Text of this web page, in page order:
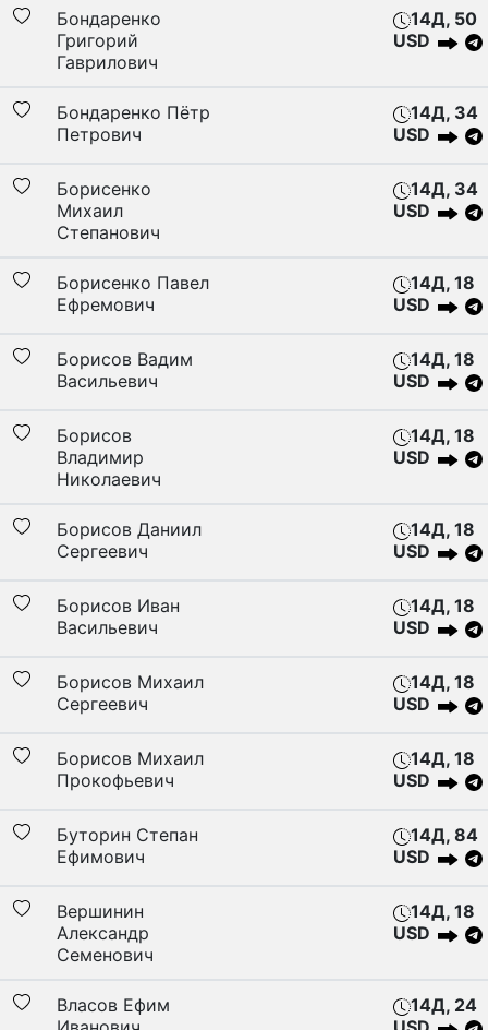
Бондаренко
Григорий
Гаврилович
14Д, 50
USD
Бондаренко Пётр
Петрович
14Д, 34
USD
Борисенко
Михаил
Степанович
14Д, 34
USD
Борисенко Павел
Ефремович
14Д, 18
USD
Борисов Вадим
Васильевич
14Д, 18
USD
Борисов
Владимир
Николаевич
14Д, 18
USD
Борисов Даниил
Сергеевич
14Д, 18
USD
Борисов Иван
Васильевич
14Д, 18
USD
Борисов Михаил
Сергеевич
14Д, 18
USD
Борисов Михаил
Прокофьевич
14Д, 18
USD
Буторин Степан
Ефимович
14Д, 84
USD
Вершинин
Александр
Семенович
14Д, 18
USD
Власов Ефим
14Д, 24